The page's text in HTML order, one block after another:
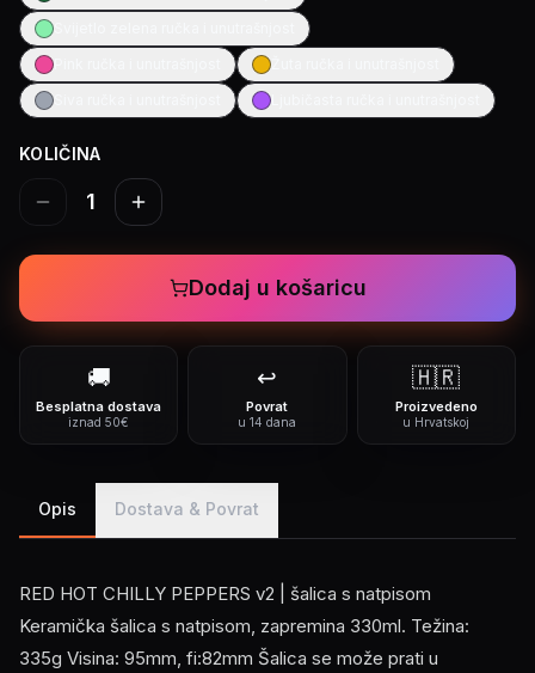
KOLIČINA
1
Dodaj u košaricu
🚚
Besplatna dostava
iznad 50€
↩️
Povrat
u 14 dana
🇭🇷
Proizvedeno
u Hrvatskoj
Opis Dostava & Povrat
RED HOT CHILLY PEPPERS v2 | šalica s natpisom
Keramička šalica s natpisom, zapremina 330ml. Težina:
335g Visina: 95mm, fi:82mm Šalica se može prati u